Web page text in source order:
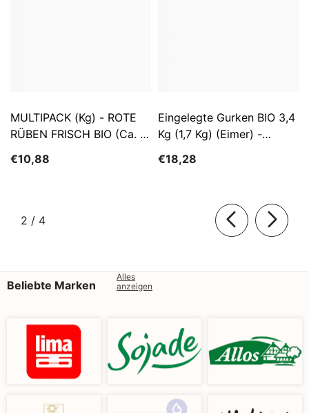
MULTIPACK (kg) - ROTE
RÜBEN FRISCH BIO (ca. 5
€10,88
Eingelegte Gurken BIO 3,4
Kg (1,7 Kg) (Eimer) -
€18,28
2 / von
4
Beliebte Marken
Alles
anzeigen